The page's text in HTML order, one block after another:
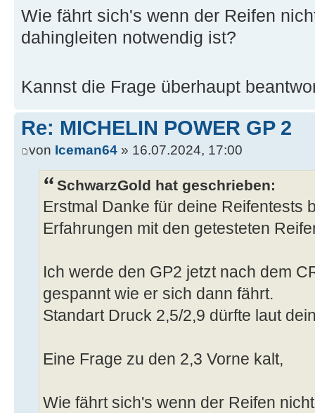
Wie fährt sich's wenn der Reifen
dahingleiten notwendig ist?
Kannst die Frage überhaupt
Re: MICHELIN POWER GP 2
von Iceman64 » 16.07.2024, 17:00
SchwarzGold hat geschrieben:
Erstmal Danke für deine Reifentests
Erfahrungen mit den getesteten
Ich werde den GP2 jetzt nach dem
gespannt wie er sich dann fährt.
Standart Druck 2,5/2,9 dürfte laut
Eine Frage zu den 2,3 Vorne kalt,
Wie fährt sich's wenn der Reifen